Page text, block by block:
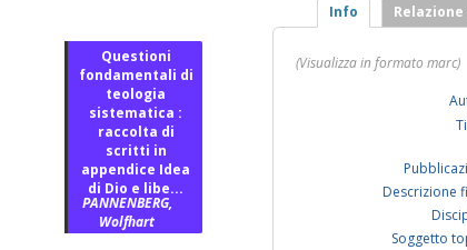
Questioni
fondamentali di
teologia
sistematica :
raccolta di
scritti in
appendice Idea
di Dio e libe...
PANNENBERG,
Wolfhart
Info
(Visualizza in formato marc)
Descrizione
Soggetto